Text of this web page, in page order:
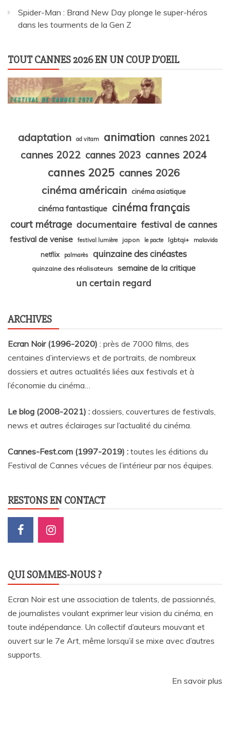
Spider-Man : Brand New Day plonge le super-héros
dans les tourments de la Gen Z
TOUT CANNES 2026 EN UN COUP D’OEIL
adaptation ad vitam animation cannes 2021
cannes 2022 cannes 2023 cannes 2024
cannes 2025 cannes 2026
cinéma américain
cinéma asiatique
cinéma fantastique cinéma français
court métrage documentaire festival de cannes
festival de venise festival lumière japon le pacte lgbtqi+ malavida
netflix palmarès quinzaine des cinéastes
quinzaine des réalisateurs semaine de la critique
un certain regard
ARCHIVES
Ecran Noir (1996-2020) : près de 7000 films, des
centaines d’interviews et de portraits, de nombreux
dossiers et autres actualités liées aux festivals et à
l’économie du cinéma…
Le blog (2008-2021) : dossiers, couvertures de festivals,
news et autres éclairages sur l’actualité du cinéma.
Cannes-Fest.com (1997-2019) : toutes les éditions du
Festival de Cannes vécues de l’intérieur par nos équipes.
RESTONS EN CONTACT
QUI SOMMES-NOUS ?
Ecran Noir est une association de talents, de passionnés,
de journalistes voulant exprimer leur vision du cinéma, en
toute indépendance. Un collectif d’auteurs mouvant et
ouvert sur le 7e Art, même lorsqu’il se mixe avec d’autres
supports.
En savoir plus